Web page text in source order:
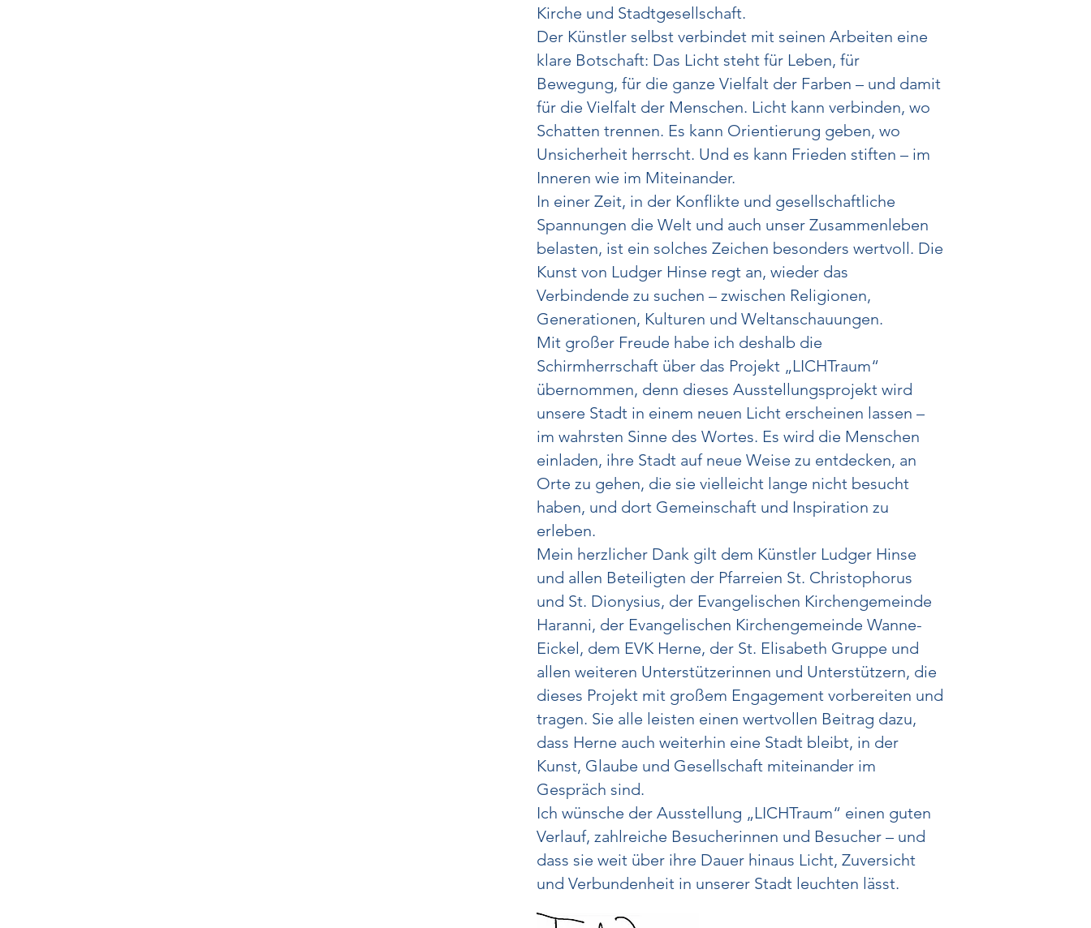
Kirche und Stadtgesellschaft.
Der Künstler selbst verbindet mit seinen Arbeiten eine
klare Botschaft: Das Licht steht für Leben, für
Bewegung, für die ganze Vielfalt der Farben – und damit
für die Vielfalt der Menschen. Licht kann verbinden, wo
Schatten trennen. Es kann Orientierung geben, wo
Unsicherheit herrscht. Und es kann Frieden stiften – im
Inneren wie im Miteinander.
In einer Zeit, in der Konflikte und gesellschaftliche
Spannungen die Welt und auch unser Zusammenleben
belasten, ist ein solches Zeichen besonders wertvoll. Die
Kunst von Ludger Hinse regt an, wieder das
Verbindende zu suchen – zwischen Religionen,
Generationen, Kulturen und Weltanschauungen.
Mit großer Freude habe ich deshalb die
Schirmherrschaft über das Projekt „LICHTraum“
übernommen, denn dieses Ausstellungsprojekt wird
unsere Stadt in einem neuen Licht erscheinen lassen –
im wahrsten Sinne des Wortes. Es wird die Menschen
einladen, ihre Stadt auf neue Weise zu entdecken, an
Orte zu gehen, die sie vielleicht lange nicht besucht
haben, und dort Gemeinschaft und Inspiration zu
erleben.
Mein herzlicher Dank gilt dem Künstler Ludger Hinse
und allen Beteiligten der Pfarreien St. Christophorus
und St. Dionysius, der Evangelischen Kirchengemeinde
Haranni, der Evangelischen Kirchengemeinde Wanne-
Eickel, dem EVK Herne, der St. Elisabeth Gruppe und
allen weiteren Unterstützerinnen und Unterstützern, die
dieses Projekt mit großem Engagement vorbereiten und
tragen. Sie alle leisten einen wertvollen Beitrag dazu,
dass Herne auch weiterhin eine Stadt bleibt, in der
Kunst, Glaube und Gesellschaft miteinander im
Gespräch sind.
Ich wünsche der Ausstellung „LICHTraum“ einen guten
Verlauf, zahlreiche Besucherinnen und Besucher – und
dass sie weit über ihre Dauer hinaus Licht, Zuversicht
und Verbundenheit in unserer Stadt leuchten lässt.